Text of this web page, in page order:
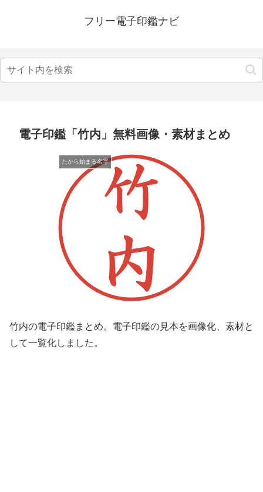
フリー電子印鑑ナビ
電子印鑑「竹内」無料画像・素材まとめ
たから始まる名字
竹内の電子印鑑まとめ。電子印鑑の見本を画像化、素材と
して一覧化しました。